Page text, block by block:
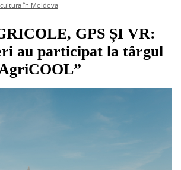
în Moldova
GPS ȘI VR:
au participat la târgul